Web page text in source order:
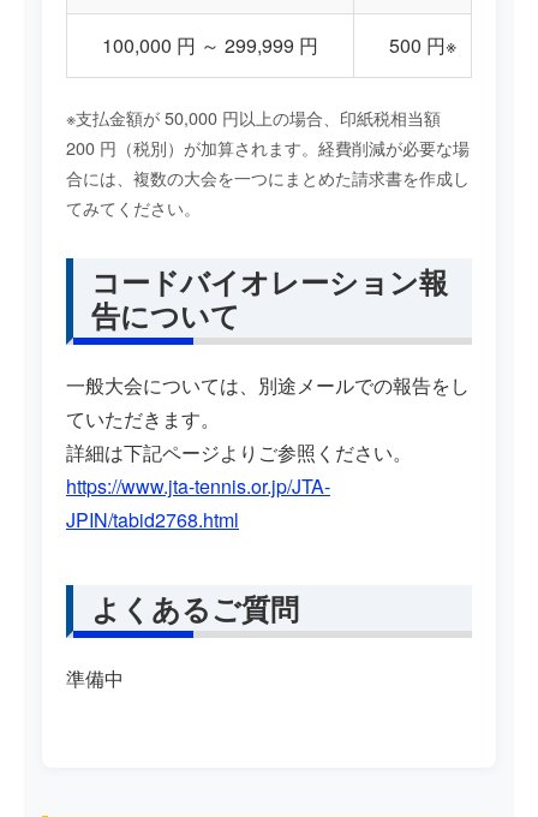
100,000 円 ～ 299,999 円 500 円※
※支払金額が 50,000 円以上の場合、印紙税相当額
200 円（税別）が加算されます。経費削減が必要な場
合には、複数の大会を一つにまとめた請求書を作成し
てみてください。
コードバイオレーション報
告について
一般大会については、別途メールでの報告をし
ていただきます。
詳細は下記ページよりご参照ください。
https://www.jta-tennis.or.jp/JTA-
JPIN/tabid2768.html
よくあるご質問
準備中